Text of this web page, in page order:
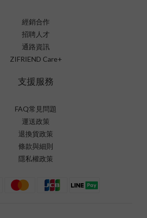
經銷合作
招聘人才
通路資訊
ZIFRIEND Care+
支援服務
FAQ常見問題
運送政策
退換貨政策
條款與細則
隱私權政策